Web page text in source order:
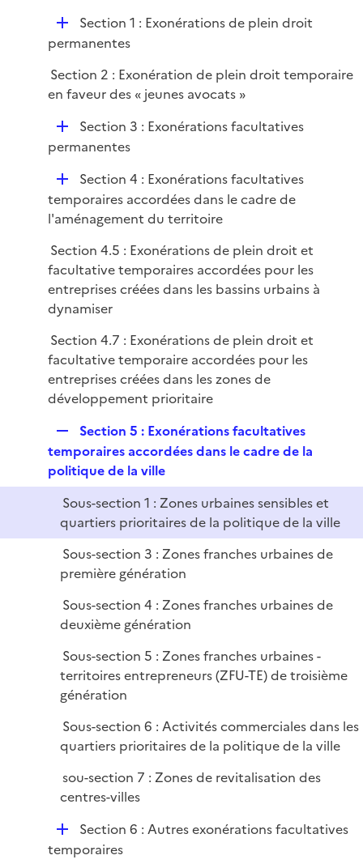
r
i
e
r
p
l
e
r
D
é
l
i
Section 1 : Exonérations de plein droit
permanentes
Section 2 : Exonération de plein droit temporaire
en faveur des « jeunes avocats »
D
é
i
e
r
Section 3 : Exonérations facultatives
permanentes
D
é
p
i
e
r
Section 4 : Exonérations facultatives
temporaires accordées dans le cadre de
l'aménagement du territoire
Section 4.5 : Exonérations de plein droit et
facultative temporaires accordées pour les
entreprises créées dans les bassins urbains à
dynamiser
Section 4.7 : Exonérations de plein droit et
facultative temporaire accordées pour les
entreprises créées dans les zones de
développement prioritaire
e
p
l
i
e
Section 5 : Exonérations facultatives
temporaires accordées dans le cadre de la
politique de la ville
Sous-section 1 : Zones urbaines sensibles et
quartiers prioritaires de la politique de la ville
Sous-section 3 : Zones franches urbaines de
première génération
Sous-section 4 : Zones franches urbaines de
deuxième génération
Sous-section 5 : Zones franches urbaines -
territoires entrepreneurs (ZFU-TE) de troisième
génération
Sous-section 6 : Activités commerciales dans les
quartiers prioritaires de la politique de la ville
sou-section 7 : Zones de revitalisation des
centres-villes
D
é
Section 6 : Autres exonérations facultatives
temporaires